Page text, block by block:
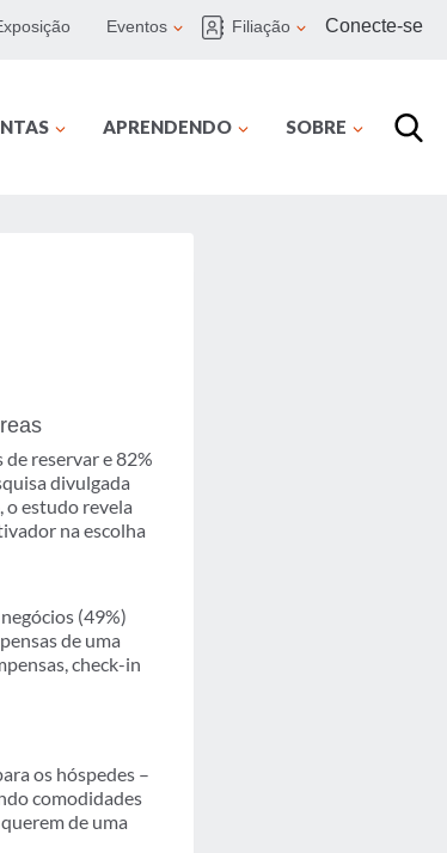
Eventos Filiação Conecte-se
APRENDENDO SOBRE
reservar e 82%
divulgada
o estudo revela
na escolha
(49%)
de uma
check-in
os hóspedes –
comodidades
de uma